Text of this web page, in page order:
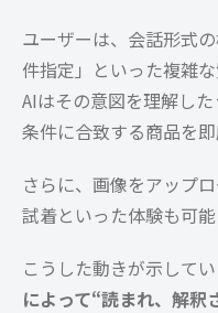
ユーザーは、会話形式
件指定」といった複雑
AIはその意図を理解し
条件に合致する商品を即
さらに、画像をアップ
試着といった体験も可能
こうした動きが示してい
によって“読まれ、解釈